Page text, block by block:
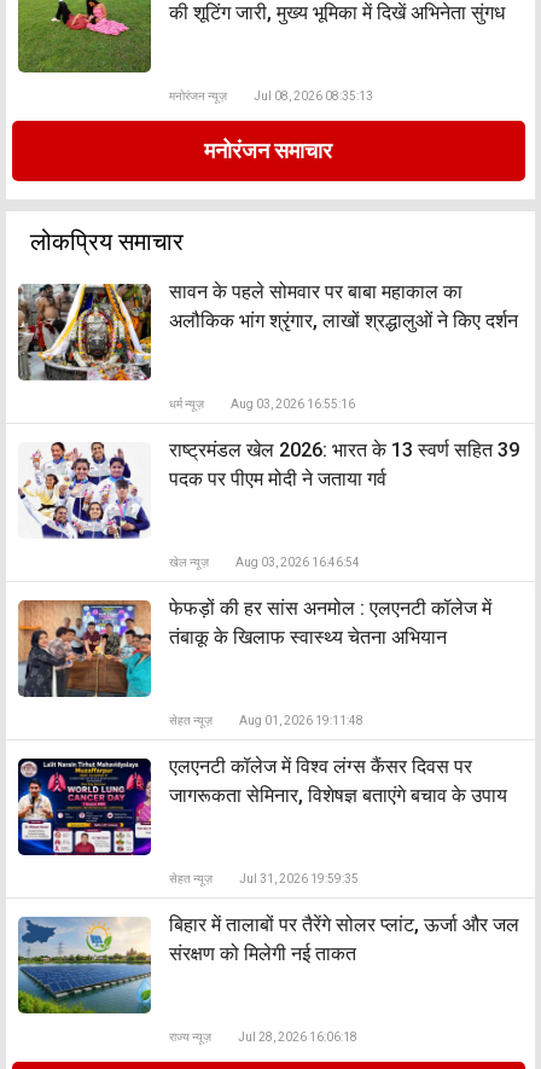
की शूटिंग जारी, मुख्य भूमिका में दिखें अभिनेता सुंगध
मनोरंजन न्यूज़ Jul 08, 2026 08:35:13
मनोरंजन समाचार
लोकप्रिय समाचार
सावन के पहले सोमवार पर बाबा महाकाल का
अलौकिक भांग श्रृंगार, लाखों श्रद्धालुओं ने किए दर्शन
धर्म न्यूज़ Aug 03, 2026 16:55:16
राष्ट्रमंडल खेल 2026: भारत के 13 स्वर्ण सहित 39
पदक पर पीएम मोदी ने जताया गर्व
खेल न्यूज़ Aug 03, 2026 16:46:54
फेफड़ों की हर सांस अनमोल : एलएनटी कॉलेज में
तंबाकू के खिलाफ स्वास्थ्य चेतना अभियान
सेहत न्यूज़ Aug 01, 2026 19:11:48
एलएनटी कॉलेज में विश्व लंग्स कैंसर दिवस पर
जागरूकता सेमिनार, विशेषज्ञ बताएंगे बचाव के उपाय
सेहत न्यूज़ Jul 31, 2026 19:59:35
बिहार में तालाबों पर तैरेंगे सोलर प्लांट, ऊर्जा और जल
संरक्षण को मिलेगी नई ताकत
राज्य न्यूज़ Jul 28, 2026 16:06:18